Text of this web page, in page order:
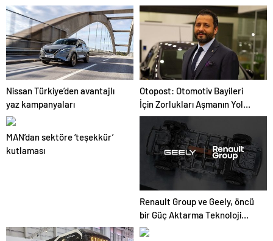
Sahnesinde
FO&US Projesini Başlattı
Nissan Türkiye’den avantajlı
yaz kampanyaları
Otopost: Otomotiv Bayileri
İçin Zorlukları Aşmanın Yol
Haritası
MAN’dan sektöre ‘teşekkür’
kutlaması
Renault Group ve Geely, öncü
bir Güç Aktarma Teknoloji
Şirketi olan “HORSE